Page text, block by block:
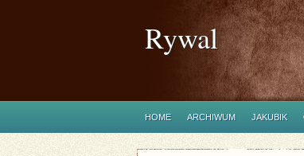
Rywal
HOME ARCHIWUM JAKUBIK